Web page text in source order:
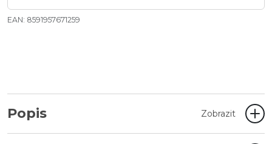
EAN: 8591957671259
Popis Zobrazit